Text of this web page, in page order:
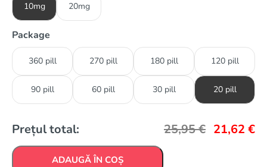
10mg 20mg
Package
360 pill 270 pill 180 pill 120 pill
90 pill 60 pill 30 pill 20 pill
Prețul total: 25,95€ 21,62 €
ADAUGĂ ÎN COȘ